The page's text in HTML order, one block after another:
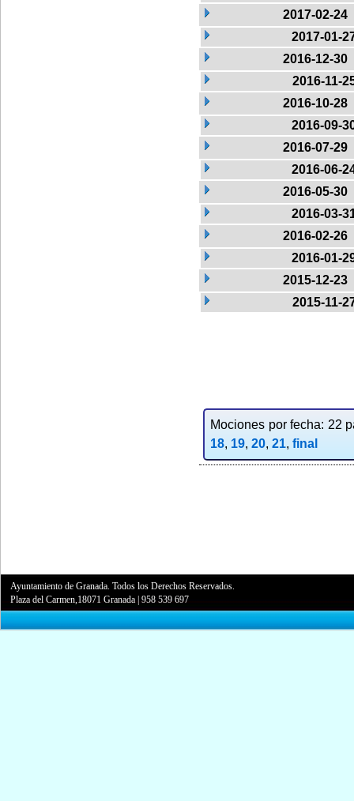
2017-02-24
2017-01-
2016-12-30
2016-11-
2016-10-28
2016-09-
2016-07-29
2016-06-
2016-05-30
2016-03-
2016-02-26
2016-01-
2015-12-23
2015-11-
Mociones por fecha: 22
18, 19, 20, 21, final
Ayuntamiento de Granada. Todos los Derechos Reservados.
Plaza del Carmen,18071 Granada |958 539 697